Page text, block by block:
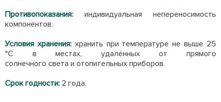
Противопоказания: индивидуальная непереносимость
компонентов.
Условия хранения: хранить при температуре не выше 25
°С в местах, удалённых от прямого
солнечного света и отопительных приборов.
Срок годности: 2 года.